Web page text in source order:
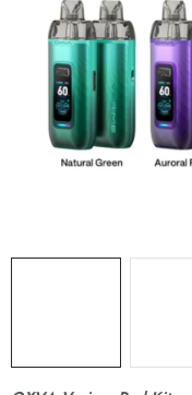
ATOMIZÉRY A
BATERIE A NABÍJEČKY